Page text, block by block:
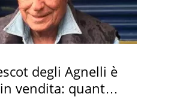
degli Agnelli è
vendita: quanto